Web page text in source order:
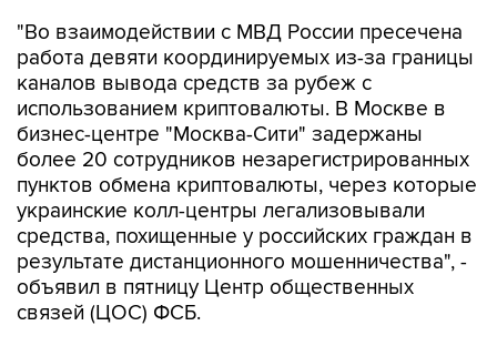
"Во взаимодействии с МВД России пресечена
работа девяти координируемых из-за границы
каналов вывода средств за рубеж с
использованием криптовалюты. В Москве в
бизнес-центре "Москва-Сити" задержаны
более 20 сотрудников незарегистрированных
пунктов обмена криптовалюты, через которые
украинские колл-центры легализовывали
средства, похищенные у российских граждан в
результате дистанционного мошенничества", -
объявил в пятницу Центр общественных
связей (ЦОС) ФСБ.